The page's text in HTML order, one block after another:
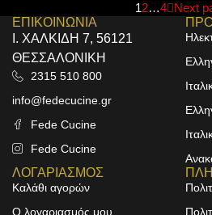
12…4
Next
ΕΠΙΚΟΙΝΩΝΙΑ
Ι. ΧΑΛΚΙΔΗ 7, 56121
ΘΕΣΣΑΛΟΝΙΚΗ
2315 510 800
info@fedecucine.gr
Fede Cucine
Fede Cucine
ΛΟΓΑΡΙΑΣΜΟΣ
Καλάθι αγορών
Ο λογαριασμός μου